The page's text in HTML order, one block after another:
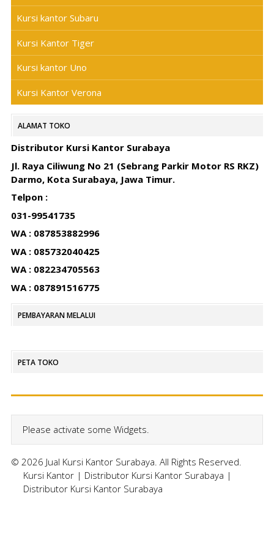
Kursi kantor Subaru
Kursi Kantor Tiger
Kursi kantor Uno
Kursi Kantor Verona
ALAMAT TOKO
Distributor Kursi Kantor Surabaya
Jl. Raya Ciliwung No 21 (Sebrang Parkir Motor RS RKZ)
Darmo, Kota Surabaya, Jawa Timur.
Telpon :
031-99541735
WA : 087853882996
WA : 085732040425
WA : 082234705563
WA : 087891516775
PEMBAYARAN MELALUI
PETA TOKO
Please activate some Widgets.
© 2026 Jual Kursi Kantor Surabaya. All Rights Reserved.
Kursi Kantor| Distributor Kursi Kantor Surabaya |
Distributor Kursi Kantor Surabaya